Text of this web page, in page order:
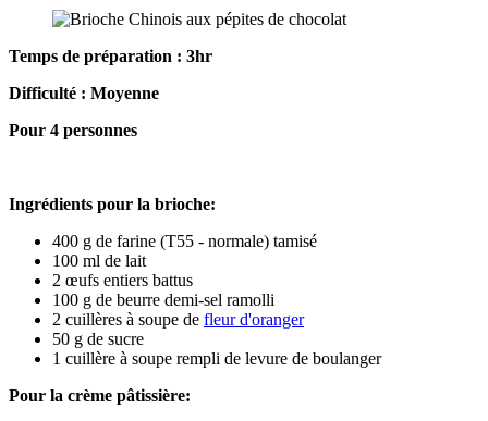
Temps de préparation : 3hr
Difficulté : Moyenne
Pour 4 personnes
Ingrédients pour la brioche:
400 g de farine (T55 - normale) tamisé
100 ml de lait
2 œufs entiers battus
100 g de beurre demi-sel ramolli
2 cuillères à soupe de fleur d'oranger
50 g de sucre
1 cuillère à soupe rempli de levure de boulanger
Pour la crème pâtissière: